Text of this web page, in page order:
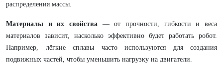
распределения массы.
Материалы и их свойства — от прочности, гибкости и веса
материалов зависит, насколько эффективно будет работать робот.
Например, лёгкие сплавы часто используются для создания
подвижных частей, чтобы уменьшить нагрузку на двигатели.